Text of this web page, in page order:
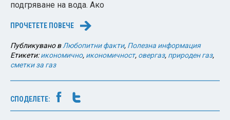
подгряване на вода. Ако
ПРОЧЕТЕТЕ ПОВЕЧЕ →
Публикувано вЛюбопитни факти, Полезна информация
Етикети:икономично, икономичност, овергаз, природен газ,
сметки за газ
СПОДЕЛЕТЕ: